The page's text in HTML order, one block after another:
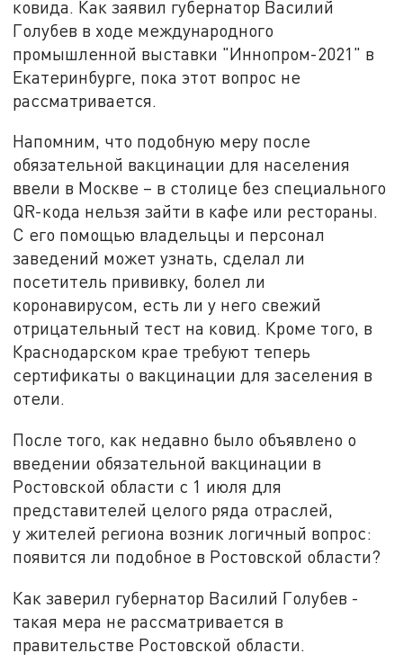
ковида. Как заявил губернатор Василий
Голубев в ходе международного
промышленной выставки "Иннопром-2021" в
Екатеринбурге, пока этот вопрос не
рассматривается.
Напомним, что подобную меру после
обязательной вакцинации для населения
ввели в Москве – в столице без специального
QR-кода нельзя зайти в кафе или рестораны.
С его помощью владельцы и персонал
заведений может узнать, сделал ли
посетитель прививку, болел ли
коронавирусом, есть ли у него свежий
отрицательный тест на ковид. Кроме того, в
Краснодарском крае требуют теперь
сертификаты о вакцинации для заселения в
отели.
После того, как недавно было объявлено о
введении обязательной вакцинации в
Ростовской области с 1 июля для
представителей целого ряда отраслей,
у жителей региона возник логичный вопрос:
появится ли подобное в Ростовской области?
Как заверил губернатор Василий Голубев -
такая мера не рассматривается в
правительстве Ростовской области.